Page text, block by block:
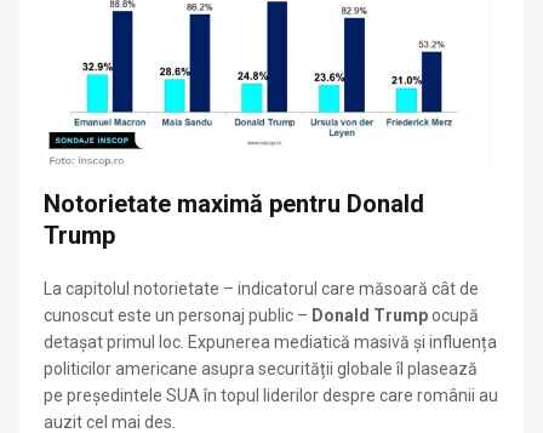
Notorietate maximă pentru Donald
Trump
La capitolul notorietate – indicatorul care măsoară cât de
cunoscut este un personaj public – Donald Trumpocupă
detașat primul loc. Expunerea mediatică masivă și influența
politicilor americane asupra securității globale îl plasează
pe președintele SUA în topul liderilor despre care românii au
auzit cel mai des.